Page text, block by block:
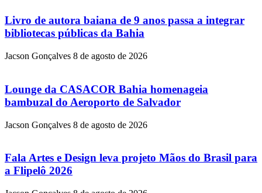
Livro de autora baiana de 9 anos passa a integrar
bibliotecas públicas da Bahia
Jacson Gonçalves 8 de agosto de 2026
Lounge da CASACOR Bahia homenageia
bambuzal do Aeroporto de Salvador
Jacson Gonçalves 8 de agosto de 2026
Fala Artes e Design leva projeto Mãos do Brasil para
a Flipelô 2026